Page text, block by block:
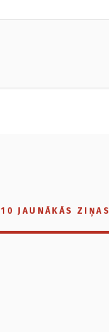
10 JAUNĀKĀS ZIŅAS